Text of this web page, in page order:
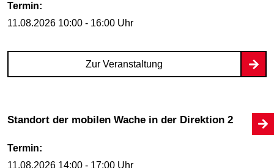
Termin:
11.08.2026 10:00 - 16:00 Uhr
Zur Veranstaltung
Standort der mobilen Wache in der Direktion 2
Termin:
11.08.2026 14:00 - 17:00 Uhr